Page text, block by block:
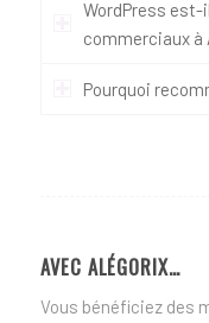
WordPress est-
commerciaux à
Pourquoi
AVEC ALÉGORIX…
Vous bénéficiez des